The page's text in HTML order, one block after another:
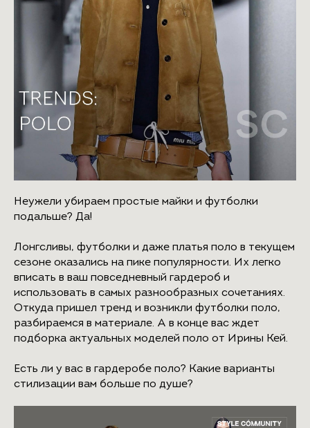
Неужели убираем простые майки и футболки
подальше? Да!
Лонгсливы, футболки и даже платья поло в текущем
сезоне оказались на пике популярности. Их легко
вписать в ваш повседневный гардероб и
использовать в самых разнообразных сочетаниях.
Откуда пришел тренд и возникли футболки поло,
разбираемся в материале. А в конце вас ждет
подборка актуальных моделей поло от Ирины Кей.
Есть ли у вас в гардеробе поло? Какие варианты
стилизации вам больше по душе?